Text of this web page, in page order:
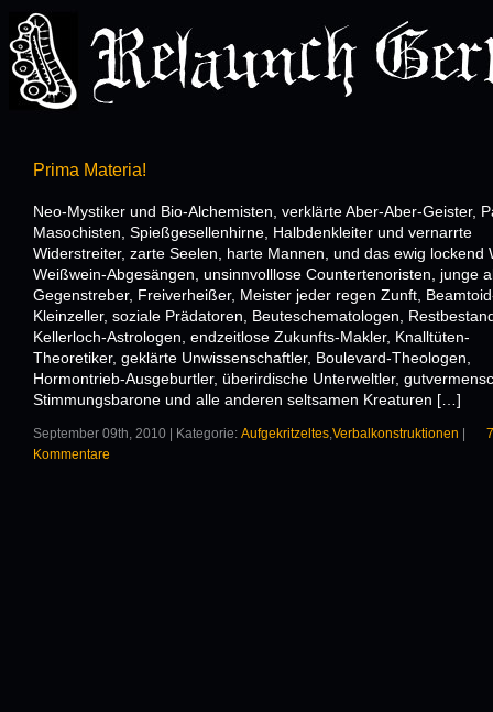
Prima Materia!
Neo-Mystiker und Bio-Alchemisten, verklärte Aber-Aber-Geister,
Masochisten, Spießgesellenhirne, Halbdenkleiter und vernarrte
Widerstreiter, zarte Seelen, harte Mannen, und das ewig lockend
Weißwein-Abgesängen, unsinnvolllose Countertenoristen, junge
Gegenstreber, Freiverheißer, Meister jeder regen Zunft,
Kleinzeller, soziale Prädatoren, Beuteschematologen,
Kellerloch-Astrologen, endzeitlose Zukunfts-Makler, Knalltüten-
Theoretiker, geklärte Unwissenschaftler, Boulevard-Theologen,
Hormontrieb-Ausgeburtler, überirdische Unterweltler,
Stimmungsbarone und alle anderen seltsamen Kreaturen […]
September 09th, 2010 | Kategorie: Aufgekritzeltes,Verbalkonstruktionen
7
Kommentare